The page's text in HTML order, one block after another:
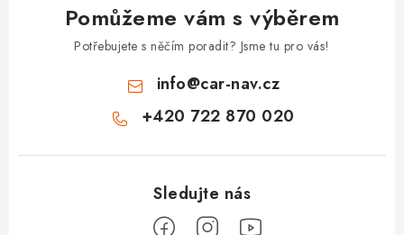
Pomůžeme vám s výběrem
Potřebujete s něčím poradit? Jsme tu pro vás!
info@car-nav.cz
+420 722 870 020